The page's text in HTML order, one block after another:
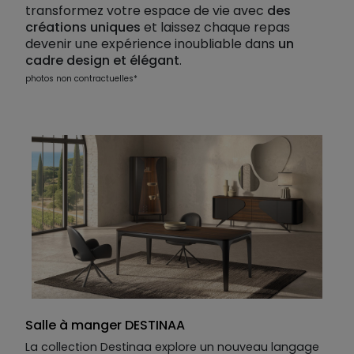
transformez votre espace de vie avec des
créations uniques et laissez chaque repas
devenir une expérience inoubliable dans un
cadre design et élégant.
photos non contractuelles*
Salle à manger DESTINAA
La collection Destinaa explore un nouveau langage